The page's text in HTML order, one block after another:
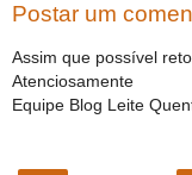
Postar um
Assim que possível
Atenciosamente
Equipe Blog Leite